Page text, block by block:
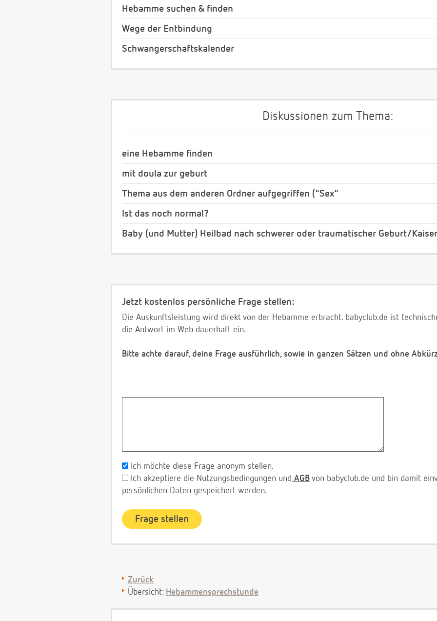
Hebamme suchen & finden
Wege der Entbindung
Schwangerschaftskalender
Diskussionen zum Thema:
eine Hebamme finden
mit doula zur geburt
Thema aus dem anderen Ordner aufgegriffen ("Sex"
Ist das noch normal?
Baby (und Mutter) Heilbad nach schwerer oder traumatischer Geburt/
Jetzt kostenlos persönliche Frage stellen:
Die Auskunftsleistung wird direkt von der Hebamme erbracht. babyclub.de ist
die Antwort im Web dauerhaft ein.
Bitte achte darauf, deine Frage ausführlich, sowie in ganzen Sätzen und ohne
Ich möchte diese Frage anonym stellen.
Ich akzeptiere die Nutzungsbedingungen und AGB von babyclub.de und bin damit
persönlichen Daten gespeichert werden.
Zurück
Übersicht: Hebammensprechstunde